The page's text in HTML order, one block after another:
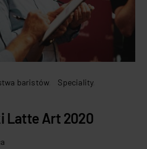
baristów
Speciality
Latte Art 2020